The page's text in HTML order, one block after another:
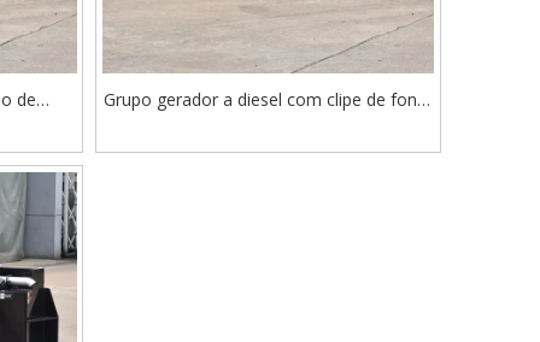
de
Reefer
Grupo gerador a diesel com clipe de fonte
contêineres refrigerados